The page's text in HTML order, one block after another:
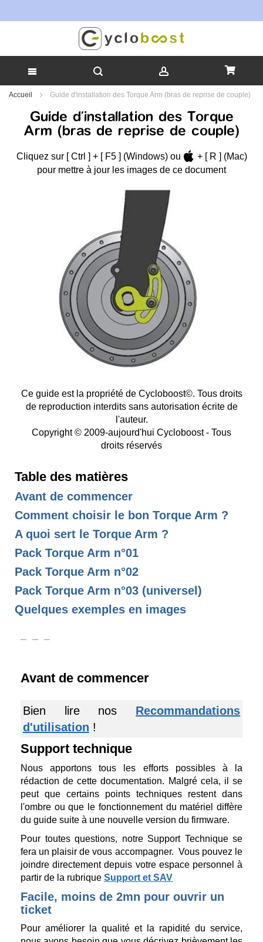
Allez
contenu
Accueil Guide d'installation des Torque Arm (bras de reprise de couple)
Guide d'installation des Torque
Arm (bras de reprise de couple)
Cliquez sur [ Ctrl ] + [ F5 ] (Windows) ou + [ R ] (Mac)
pour mettre à jour les images de ce document
Ce guide est la propriété de Cycloboost©. Tous droits
de reproduction interdits sans autorisation écrite de
l'auteur.
Copyright © 2009-aujourd'hui Cycloboost - Tous
droits réservés
Table des matières
Avant de commencer
Comment choisir le bon Torque Arm ?
A quoi sert le Torque Arm ?
Pack Torque Arm n°01
Pack Torque Arm n°02
Pack Torque Arm n°03 (universel)
Quelques exemples en images
Avant de commencer
Bien lire nos Recommandations
d'utilisation !
Support technique
Nous apportons tous les efforts possibles à la
rédaction de cette documentation. Malgré cela, il se
peut que certains points techniques restent dans
l'ombre ou que le fonctionnement du matériel diffère
du guide suite à une nouvelle version du firmware.
Pour toutes questions, notre Support Technique se
fera un plaisir de vous accompagner. Vous pouvez le
joindre directement depuis votre espace personnel à
partir de la rubrique Support et SAV
Facile, moins de 2mn pour ouvrir un
ticket
Pour améliorer la qualité et la rapidité du service,